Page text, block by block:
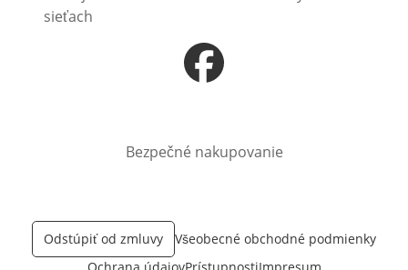
sieťach
Otvorí sa vnovom okne
Bezpečné nakupovanie
Odstúpiť od zmluvy
Všeobecné obchodné podmienky